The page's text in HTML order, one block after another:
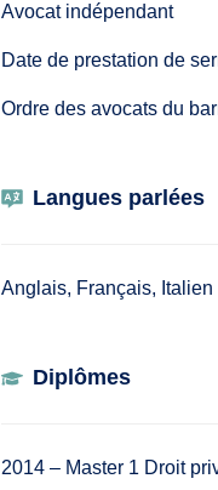
Avocat indépendant
Date de prestation de
Ordre des avocats du
Langues parlées
Anglais, Français, Italien
Diplômes
2014 – Master 1 Droit